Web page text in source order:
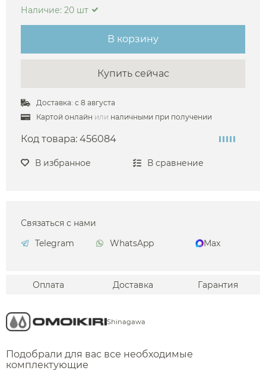
Наличие: 20 шт
В корзину
Купить сейчас
Доставка: с 8 августа
Картой онлайн или наличными при получении
Код товара: 456084
В избранное В сравнение
Связаться с нами
Telegram
WhatsApp Max
Оплата Доставка Гарантия
Shinagawa
Подобрали для вас все необходимые
комплектующие